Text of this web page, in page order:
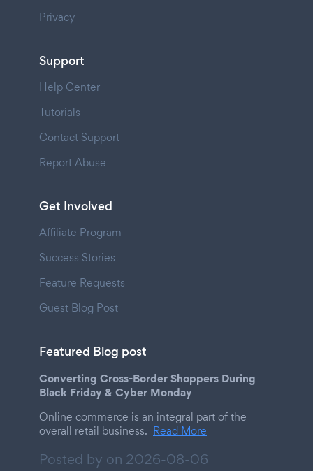
Privacy
Support
Help Center
Tutorials
Contact Support
Report Abuse
Get Involved
Affiliate Program
Success Stories
Feature Requests
Guest Blog Post
Featured Blog post
Converting Cross-Border Shoppers During
Black Friday & Cyber Monday
Online commerce is an integral part of the
overall retail business. Read More
Posted by on 2026-08-06